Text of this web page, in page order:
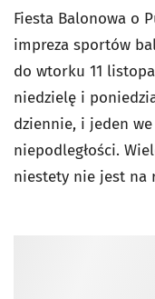
Fiesta Balonowa o
impreza sportów
do wtorku 11
niedzielę i
dziennie, i jeden
niepodległości.
niestety nie jest na